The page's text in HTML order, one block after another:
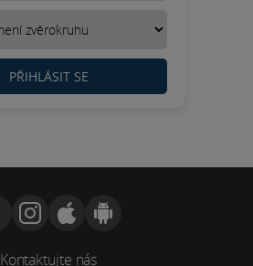
PŘIHLÁSIT SE
Kontaktujte nás